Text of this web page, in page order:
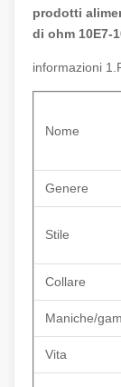
prodotti
di ohm 10E7-
informazioni
Nome
Genere
Stile
Collare
Maniche/
Vita